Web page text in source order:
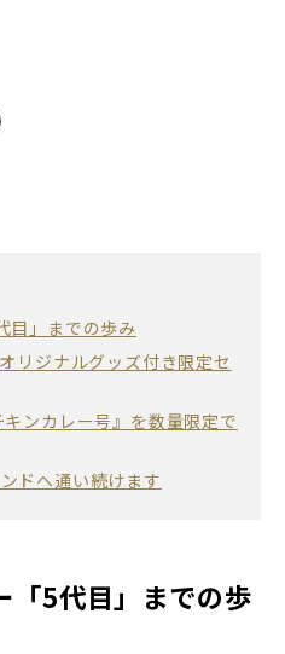
目」までの歩み
リジナルグッズ付き限定セ
ンカレー号』を数量限定で
ドへ通い続けます
「5代目」までの歩